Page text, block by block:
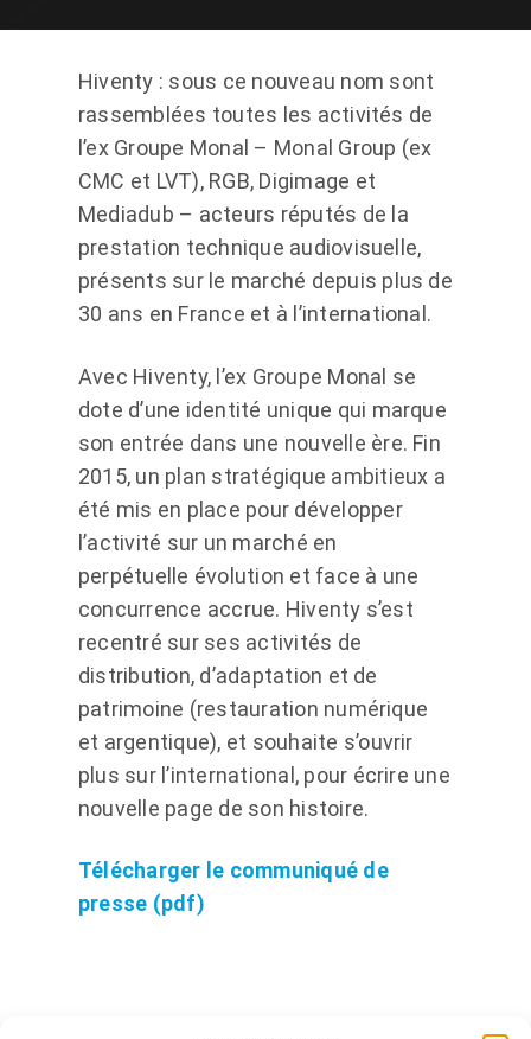
Hiventy : sous ce nouveau nom sont
rassemblées toutes les activités de
l’ex Groupe Monal – Monal Group (ex
CMC et LVT), RGB, Digimage et
Mediadub – acteurs réputés de la
prestation technique audiovisuelle,
présents sur le marché depuis plus de
30 ans en France et à l’international.
Avec Hiventy, l’ex Groupe Monal se
dote d’une identité unique qui marque
son entrée dans une nouvelle ère. Fin
2015, un plan stratégique ambitieux a
été mis en place pour développer
l’activité sur un marché en
perpétuelle évolution et face à une
concurrence accrue. Hiventy s’est
recentré sur ses activités de
distribution, d’adaptation et de
patrimoine (restauration numérique
et argentique), et souhaite s’ouvrir
plus sur l’international, pour écrire une
nouvelle page de son histoire.
Télécharger le communiqué de
presse (pdf)